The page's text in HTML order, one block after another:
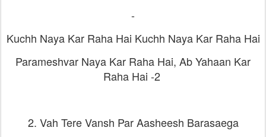
-
Kuchh Naya Kar Raha Hai Kuchh Naya Kar Raha Hai
Parameshvar Naya Kar Raha Hai, Ab Yahaan Kar
Raha Hai -2
2. Vah Tere Vansh Par Aasheesh Barasaega